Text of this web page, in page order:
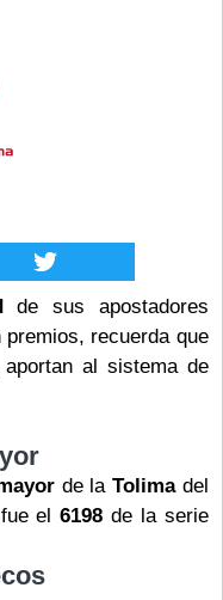
de sus apostadores
recuerda que
al sistema de
de la Tolimadel
fue el6198 de la serie